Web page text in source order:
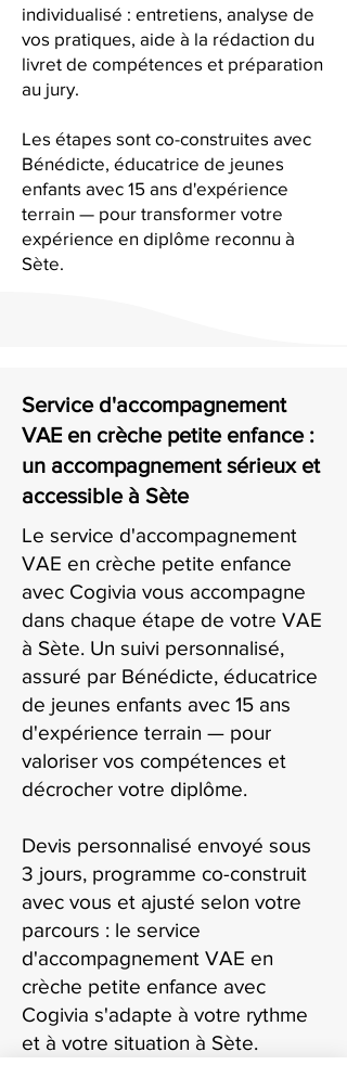
individualisé : entretiens, analyse de
vos pratiques, aide à la rédaction du
livret de compétences et préparation
au jury.
Les étapes sont co-construites avec
Bénédicte, éducatrice de jeunes
enfants avec 15 ans d'expérience
terrain — pour transformer votre
expérience en diplôme reconnu à
Sète.
Service d'accompagnement
VAE en crèche petite enfance :
un accompagnement sérieux et
accessible à Sète
Le service d'accompagnement
VAE en crèche petite enfance
avec Cogivia vous accompagne
dans chaque étape de votre VAE
à Sète. Un suivi personnalisé,
assuré par Bénédicte, éducatrice
de jeunes enfants avec 15 ans
d'expérience terrain — pour
valoriser vos compétences et
décrocher votre diplôme.
Devis personnalisé envoyé sous
3 jours, programme co-construit
avec vous et ajusté selon votre
parcours : le service
d'accompagnement VAE en
crèche petite enfance avec
Cogivia s'adapte à votre rythme
et à votre situation à Sète.